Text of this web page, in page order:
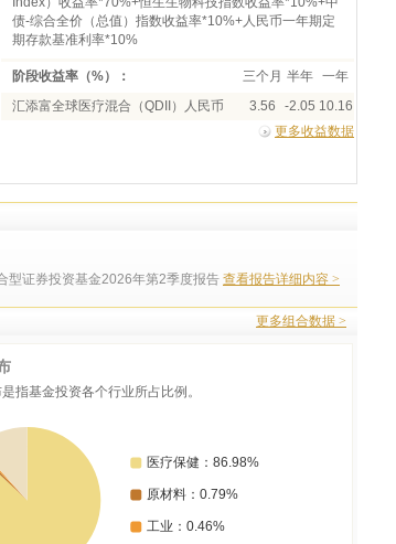
债-综合全价（总值）指数收益率*10%+人民币一年期定
期存款基准利率*10%
阶段收益率（%）： 三个月 半年 一年
汇添富全球医疗混合（QDII）人民币 3.56 -2.05 10.16
更多收益数据
型证券投资基金2026年第2季度报告 查看报告详细内容 >
更多组合数据 >
指基金投资各个行业所占比例。